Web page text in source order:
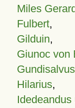
Miles
Fulbert,
Gilduin,
Giunoc von
Hilarius,